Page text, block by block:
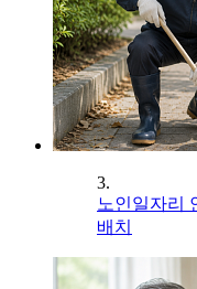
3.
노인일자리
배치